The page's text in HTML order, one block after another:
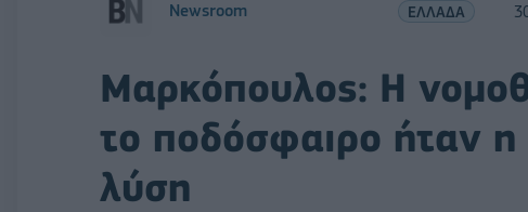
Newsroom ΕΛΛΑΔΑ
Μαρκόπουλος: Η
το ποδόσφαιρο ήταν η
λύση